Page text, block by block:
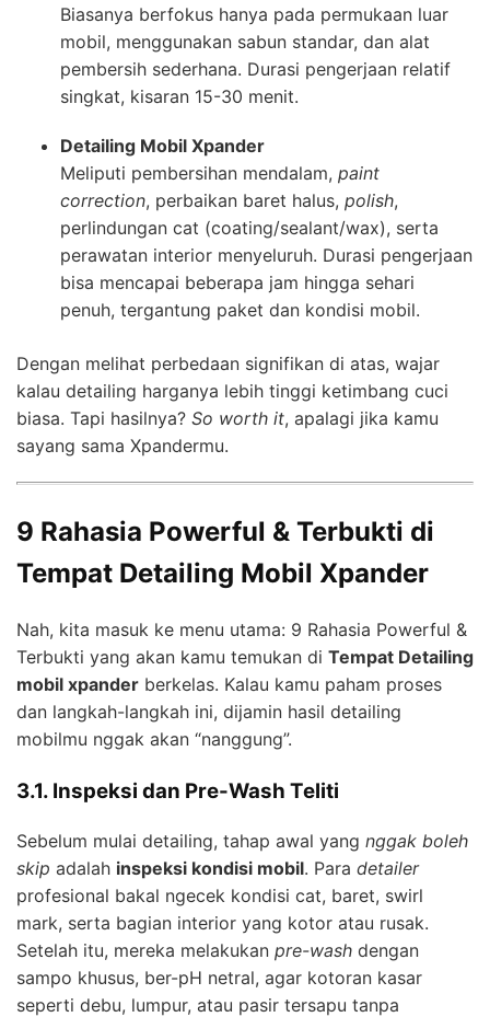
Biasanya berfokus hanya pada permukaan luar
mobil, menggunakan sabun standar, dan alat
pembersih sederhana. Durasi pengerjaan relatif
singkat, kisaran 15-30 menit.
Detailing Mobil Xpander
Meliputi pembersihan mendalam, paint
correction, perbaikan baret halus, polish,
perlindungan cat (coating/sealant/wax), serta
perawatan interior menyeluruh. Durasi pengerjaan
bisa mencapai beberapa jam hingga sehari
penuh, tergantung paket dan kondisi mobil.
Dengan melihat perbedaan signifikan di atas, wajar
kalau detailing harganya lebih tinggi ketimbang cuci
biasa. Tapi hasilnya? So worth it, apalagi jika kamu
sayang sama Xpandermu.
9 Rahasia Powerful & Terbukti di
Tempat Detailing Mobil Xpander
Nah, kita masuk ke menu utama: 9 Rahasia Powerful &
Terbukti yang akan kamu temukan di Tempat Detailing
mobil xpander berkelas. Kalau kamu paham proses
dan langkah-langkah ini, dijamin hasil detailing
mobilmu nggak akan “nanggung”.
3.1. Inspeksi dan Pre-Wash Teliti
Sebelum mulai detailing, tahap awal yang nggak boleh
skip adalah inspeksi kondisi mobil. Para detailer
profesional bakal ngecek kondisi cat, baret, swirl
mark, serta bagian interior yang kotor atau rusak.
Setelah itu, mereka melakukan pre-wash dengan
sampo khusus, ber-pH netral, agar kotoran kasar
seperti debu, lumpur, atau pasir tersapu tanpa